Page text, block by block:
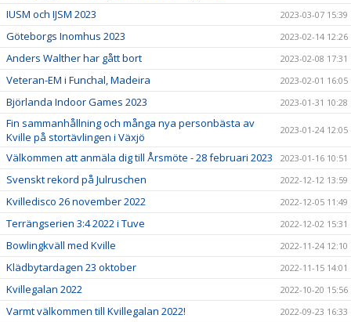
IUSM och IJSM 2023 2023-03-07 15:39
Göteborgs Inomhus 2023 2023-02-14 12:26
Anders Walther har gått bort 2023-02-08 17:31
Veteran-EM i Funchal, Madeira 2023-02-01 16:05
Björlanda Indoor Games 2023 2023-01-31 10:28
Fin sammanhållning och många nya personbästa av
Kville på stortävlingen i Växjö
2023-01-24 12:05
Välkommen att anmäla dig till Årsmöte - 28 februari 2023 2023-01-16 10:51
Svenskt rekord på Julruschen 2022-12-12 13:59
Kvilledisco 26 november 2022 2022-12-05 11:49
Terrängserien 3:4 2022 i Tuve 2022-12-02 15:31
Bowlingkväll med Kville 2022-11-24 12:10
Klädbytardagen 23 oktober 2022-11-15 14:01
Kvillegalan 2022 2022-10-20 15:56
Varmt välkommen till Kvillegalan 2022! 2022-09-23 16:33